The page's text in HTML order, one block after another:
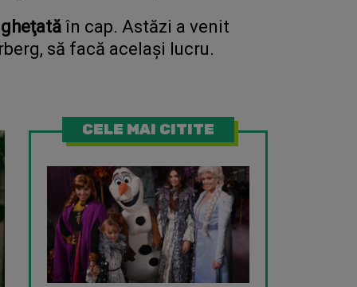
în cap. Astăzi a venit
să facă acelaşi lucru.
CELE MAI CITITE